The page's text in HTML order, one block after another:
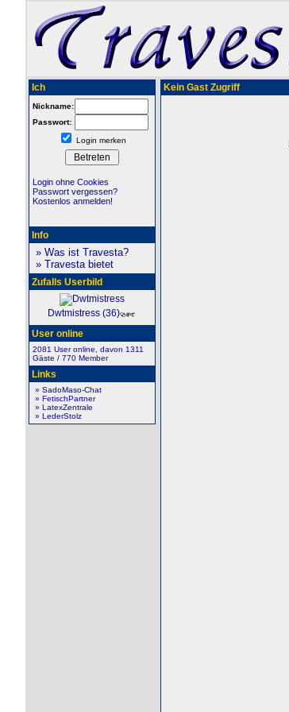
Ich
Nickname:
Passwort:
Login merken
Login ohne Cookies
Passwort vergessen?
Kostenlos anmelden!
Info
» Was ist Travesta?
» Travesta bietet
Zufalls Userbild
Dwtmistress (36)
User online
2081 User online, davon 1311
Gäste / 770 Member
Links
» SadoMaso-Chat
» FetischPartner
» LatexZentrale
» LederStolz
Kein Gast Zugriff